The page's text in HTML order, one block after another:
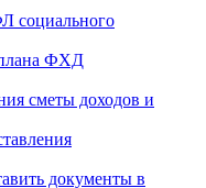
социального
ФХД
сметы доходов и
документы в